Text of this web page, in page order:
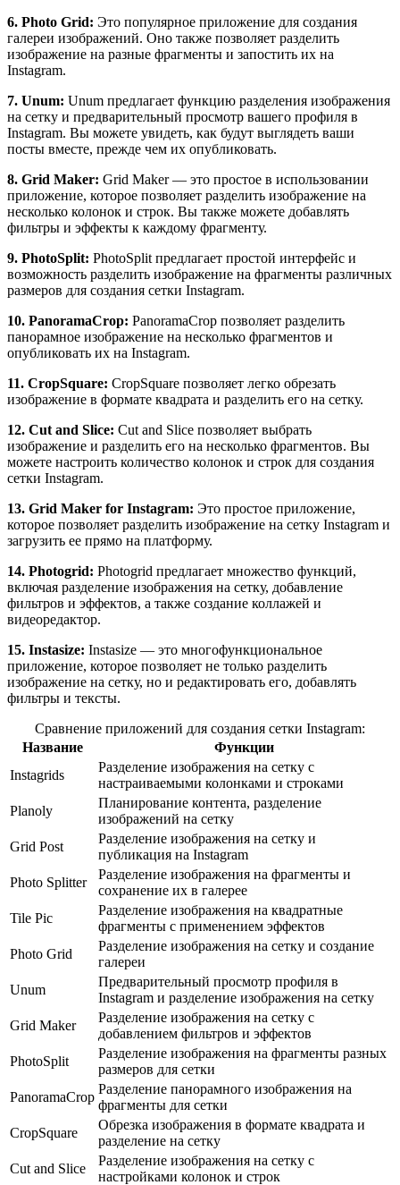
6. Photo Grid: Это популярное приложение для создания
галереи изображений. Оно также позволяет разделить
изображение на разные фрагменты и запостить их на
Instagram.
7. Unum: Unum предлагает функцию разделения изображения
на сетку и предварительный просмотр вашего профиля в
Instagram. Вы можете увидеть, как будут выглядеть ваши
посты вместе, прежде чем их опубликовать.
8. Grid Maker: Grid Maker — это простое в использовании
приложение, которое позволяет разделить изображение на
несколько колонок и строк. Вы также можете добавлять
фильтры и эффекты к каждому фрагменту.
9. PhotoSplit: PhotoSplit предлагает простой интерфейс и
возможность разделить изображение на фрагменты различных
размеров для создания сетки Instagram.
10. PanoramaCrop: PanoramaCrop позволяет разделить
панорамное изображение на несколько фрагментов и
опубликовать их на Instagram.
11. CropSquare: CropSquare позволяет легко обрезать
изображение в формате квадрата и разделить его на сетку.
12. Cut and Slice: Cut and Slice позволяет выбрать
изображение и разделить его на несколько фрагментов. Вы
можете настроить количество колонок и строк для создания
сетки Instagram.
13. Grid Maker for Instagram: Это простое приложение,
которое позволяет разделить изображение на сетку Instagram и
загрузить ее прямо на платформу.
14. Photogrid: Photogrid предлагает множество функций,
включая разделение изображения на сетку, добавление
фильтров и эффектов, а также создание коллажей и
видеоредактор.
15. Instasize: Instasize — это многофункциональное
приложение, которое позволяет не только разделить
изображение на сетку, но и редактировать его, добавлять
фильтры и тексты.
Сравнение приложений для создания сетки Instagram:
Название
Функции
Instagrids
Разделение изображения на сетку с
настраиваемыми колонками и строками
Planoly
Планирование контента, разделение
изображений на сетку
Grid Post
Разделение изображения на сетку и
публикация на Instagram
Photo Splitter
Разделение изображения на фрагменты и
сохранение их в галерее
Tile Pic
Разделение изображения на квадратные
фрагменты с применением эффектов
Photo Grid
Разделение изображения на сетку и создание
галереи
Unum
Предварительный просмотр профиля в
Instagram и разделение изображения на сетку
Grid Maker
Разделение изображения на сетку с
добавлением фильтров и эффектов
PhotoSplit
Разделение изображения на фрагменты разных
размеров для сетки
PanoramaCrop
Разделение панорамного изображения на
фрагменты для сетки
CropSquare
Обрезка изображения в формате квадрата и
разделение на сетку
Cut and Slice
Разделение изображения на сетку с
настройками колонок и строк